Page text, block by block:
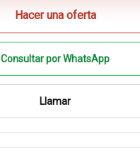
Hacer una oferta
Consultar por WhatsApp
Llamar